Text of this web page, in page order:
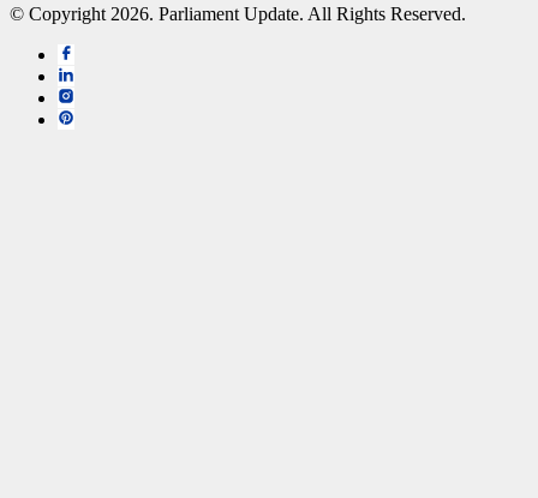
© Copyright 2026. Parliament Update. All Rights Reserved.